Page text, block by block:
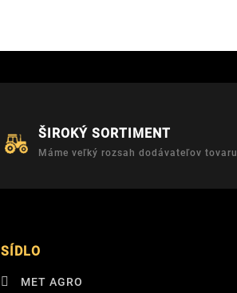
ŠIROKÝ SORTIMENT
Máme veľký rozsah dodávateľov tovaru
SÍDLO
MET AGRO